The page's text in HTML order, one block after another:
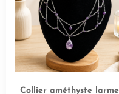
Collier améthyste larme